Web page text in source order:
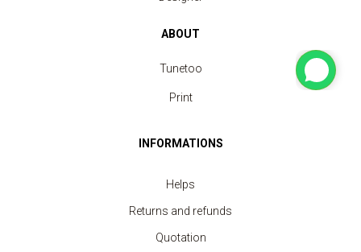
ABOUT
Tunetoo
Print
INFORMATIONS
Helps
Returns and refunds
Quotation